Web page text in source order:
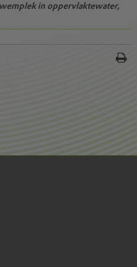
in oppervlaktewater,